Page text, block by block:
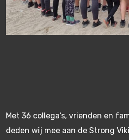
Met 36 collega’s, vrienden en
deden wij mee aan de Strong